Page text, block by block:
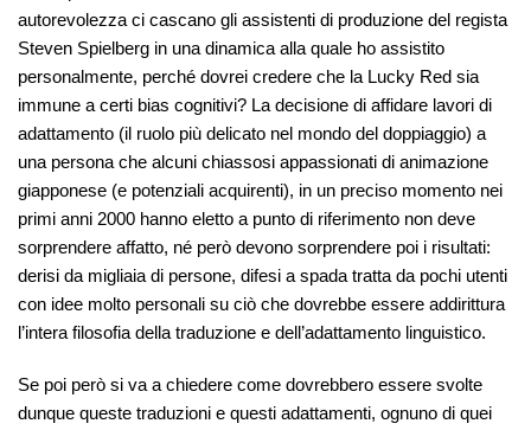
autorevolezza ci cascano gli assistenti di produzione del regista
Steven Spielberg in una dinamica alla quale ho assistito
personalmente, perché dovrei credere che la Lucky Red sia
immune a certi bias cognitivi? La decisione di affidare lavori di
adattamento (il ruolo più delicato nel mondo del doppiaggio) a
una persona che alcuni chiassosi appassionati di animazione
giapponese (e potenziali acquirenti), in un preciso momento nei
primi anni 2000 hanno eletto a punto di riferimento non deve
sorprendere affatto, né però devono sorprendere poi i risultati:
derisi da migliaia di persone, difesi a spada tratta da pochi utenti
con idee molto personali su ciò che dovrebbe essere addirittura
l’intera filosofia della traduzione e dell’adattamento linguistico.
Se poi però si va a chiedere come dovrebbero essere svolte
dunque queste traduzioni e questi adattamenti, ognuno di quei